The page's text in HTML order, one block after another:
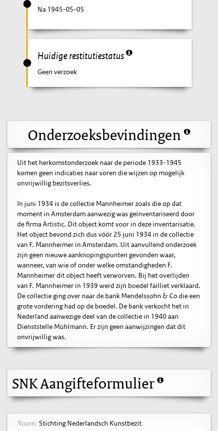
Na 1945-05-05
Huidige restitutiestatus
Geen verzoek
Onderzoeksbevindingen
Uit het herkomstonderzoek naar de periode 1933-1945
komen geen indicaties naar voren die wijzen op mogelijk
onvrijwillig bezitsverlies.
In juni 1934 is de collectie Mannheimer zoals die op dat
moment in Amsterdam aanwezig was geïnventariseerd door
de firma Artistic. Dit object komt voor in deze inventarisatie.
Het object bevond zich dus vóór 25 juni 1934 in de collectie
van F. Mannheimer in Amsterdam. Uit aanvullend onderzoek
zijn geen nieuwe aanknopingspunten gevonden waar,
wanneer, van wie of onder welke omstandigheden F.
Mannheimer dit object heeft verworven. Bij het overlijden
van F. Mannheimer in 1939 werd zijn boedel failliet verklaard.
De collectie ging over naar de bank Mendelssohn & Co die een
grote vordering had op de boedel. De bank verkocht het in
Nederland aanwezige deel van de collectie in 1940 aan
Dienststelle Mühlmann. Er zijn geen aanwijzingen dat dit
onvrijwillig was.
SNK Aangifteformulier
Naam: Stichting Nederlandsch Kunstbezit